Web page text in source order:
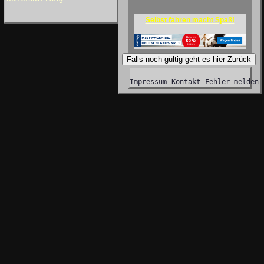
Selbst fahren macht Spaß!
Falls noch gültig geht es hier Zurück
Impressum Kontakt Fehler melden